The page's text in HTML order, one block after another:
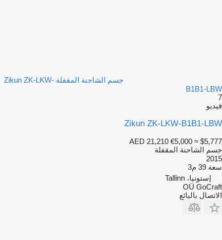
جسم الشاحنة المقفلة Zikun ZK-LKW-
B1B1-LBW
7
فيديو
Zikun ZK-LKW-B1B1-LBW
AED 21,210 €5,000 ≈ $5,777
جسم الشاحنة المقفلة
2015
سعة 39 م3
إستونيا، Tallinn
OÜ GoCraft
الاتصال بالبائع